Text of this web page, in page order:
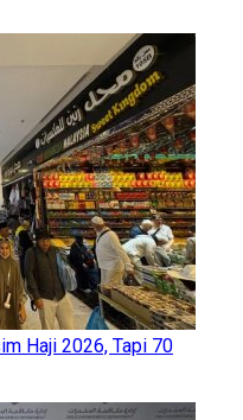
Haji 2026, Tapi 70